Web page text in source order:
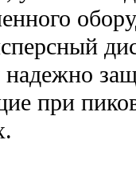
надежно
при